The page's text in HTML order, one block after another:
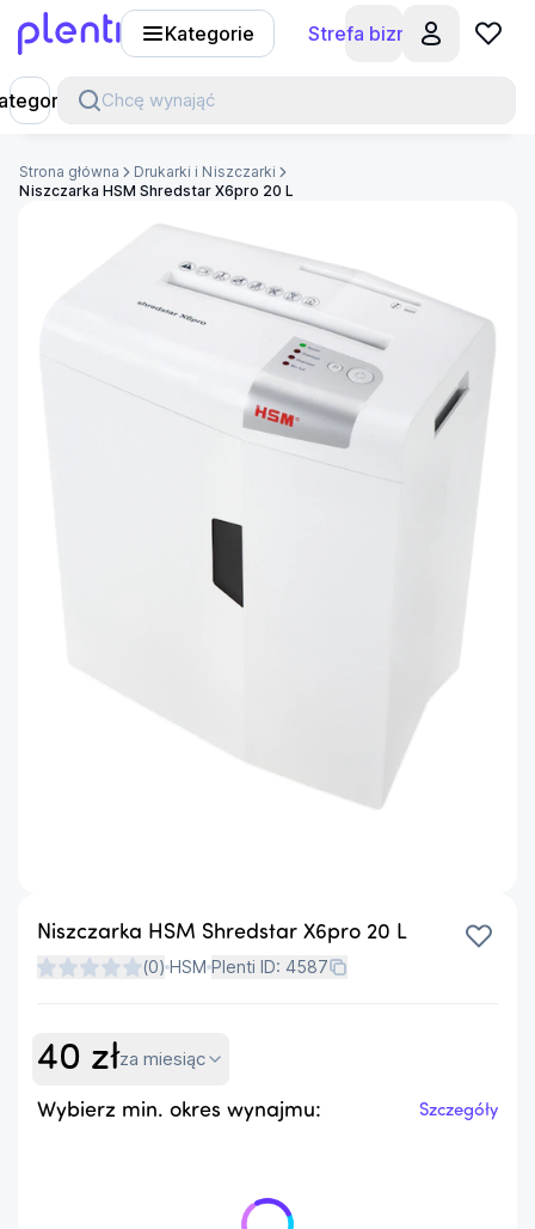
Kategorie Strefa biznesu
Chcę wynająć
Strona główna
Drukarki i Niszczarki
Niszczarka HSM Shredstar X6pro 20 L
Niszczarka HSM Shredstar X6pro 20 L
(0) HSM Plenti ID: 4587
40 złza miesiąc
Wybierz min. okres wynajmu: Szczegóły